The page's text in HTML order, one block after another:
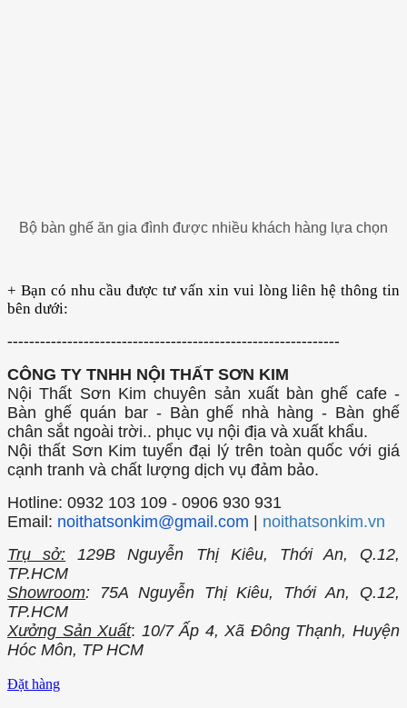
Bộ bàn ghế ăn gia đình được nhiều khách hàng lựa chọn
+ Bạn có nhu cầu được tư vấn xin vui lòng liên hệ thông tin
bên dưới:
-------------------------------------------------------------
CÔNG TY TNHH NỘI THẤT SƠN KIM
Nội Thất Sơn Kim chuyên sản xuất bàn ghế cafe -
Bàn ghế quán bar - Bàn ghế nhà hàng - Bàn ghế
chân sắt ngoài trời.. phục vụ nội địa và xuất khẩu.
Nội thất Sơn Kim tuyển đại lý trên toàn quốc với giá
cạnh tranh và chất lượng dịch vụ đảm bảo.
Hotline: 0932 103 109 - 0906 930 931
Email: noithatsonkim@gmail.com
noithatsonkim.vn
Trụ sở: 129B Nguyễn Thị Kiêu, Thới An, Q.12,
TP.HCM
Showroom: 75A Nguyễn Thị Kiêu, Thới An, Q.12,
TP.HCM
Xưởng Sản Xuất: 10/7 Ấp 4, Xã Đông Thạnh, Huyện
Hóc Môn, TP HCM
Đặt hàng